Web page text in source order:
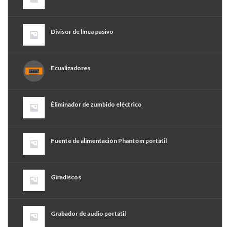
Divisor de línea pasivo
Ecualizadores
Èliminador de zumbido eléctrico
Fuente de alimentación Phantom portátil
Giradiscos
Grabador de audio portátil